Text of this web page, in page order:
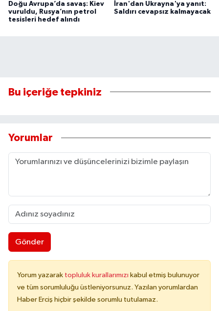
Doğu Avrupa’da savaş: Kiev
vuruldu, Rusya’nın petrol
tesisleri hedef alındı
İran'dan Ukrayna'ya yanıt:
Saldırı cevapsız kalmayacak
Bu içeriğe tepkiniz
Yorumlar
Gönder
Yorum yazarak topluluk kurallarımızı kabul etmiş bulunuyor
ve tüm sorumluluğu üstleniyorsunuz. Yazılan yorumlardan
Haber Erciş hiçbir şekilde sorumlu tutulamaz.